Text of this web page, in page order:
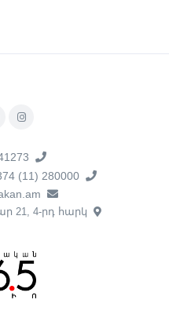
(11) 280000
21, 4-րդ հարկ